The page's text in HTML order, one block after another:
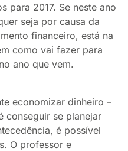
para 2017. Se neste ano
seja por causa da
financeiro, está na
como vai fazer para
ano que vem.
economizar dinheiro –
conseguir se planejar
é possível
O professor e